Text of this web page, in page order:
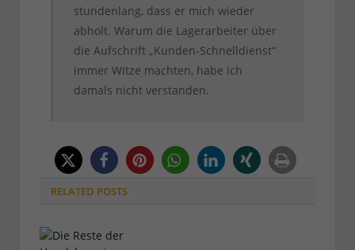
stundenlang, dass er mich wieder
abholt. Warum die Lagerarbeiter über
die Aufschrift „Kunden-Schnelldienst“
immer Witze machten, habe ich
damals nicht verstanden.
RELATED POSTS